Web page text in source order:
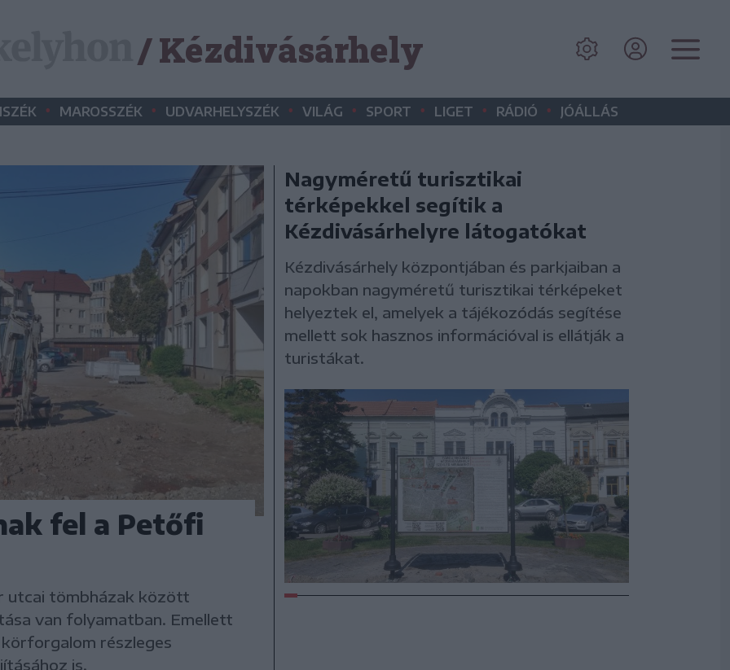
/ Kézdivásárhely
• MAROSSZÉK • UDVARHELYSZÉK • VILÁG • SPORT • LIGET • RÁDIÓ • JÓÁLLÁS
fel a Petőfi
utcai tömbházak között
van folyamatban. Emellett
részleges
is.
Nagyméretű turisztikai
térképekkel segítik a
Kézdivásárhelyre látogatókat
Kézdivásárhely központjában és parkjaiban a
napokban nagyméretű turisztikai térképeket
helyeztek el, amelyek a tájékozódás segítése
mellett sok hasznos információval is ellátják a
turistákat.